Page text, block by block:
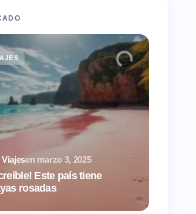
Este país tiene
rosadas
en marzo 3, 2025